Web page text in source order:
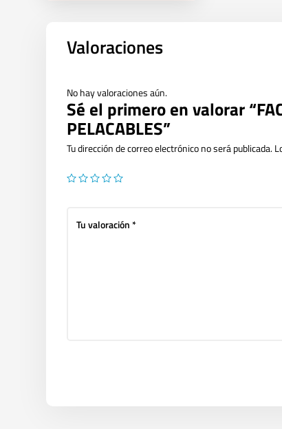
Valoraciones
No hay valoraciones aún.
Sé el primero en valorar
PELACABLES”
Tu dirección de correo electrónico no será publicada.